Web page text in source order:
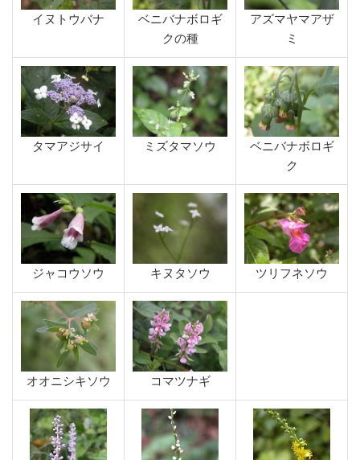
イヌトウバナ
ベニバナボロギ
クの種
アズマヤマアザ
ミ
タマアジサイ ミズタマソウ
ベニバナボロギ
ク
ジャコウソウ キヌタソウ ツリフネソウ
オオニシキソウ コマツナギ